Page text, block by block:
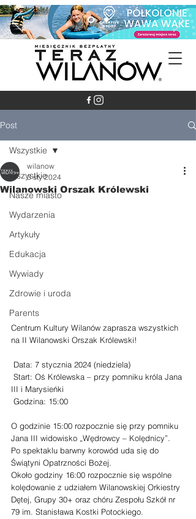
Post
Wszystkie
Nasze miasto
Wydarzenia
Artykuły
Edukacja
Wywiady
Zdrowie i uroda
Parents
Wszystkie
Wilanowski Orszak Królewski
wilanow
3 sty 2024
Centrum Kultury Wilanów zaprasza wszystkich
na II Wilanowski Orszak Królewski!
Data: 7 stycznia 2024 (niedziela)
III i Marysieńki
Godzina: 15:00
O godzinie 15:00 rozpocznie się przy pomniku
Jana III widowisko „Wędrowcy – Kolędnicy”.
Po spektaklu barwny korowód uda się do
Świątyni Opatrzności Bożej.
Około godziny 16:00 rozpocznie się wspólne
kolędowanie z udziałem Wilanowskiej Orkiestry
Dętej, Grupy 30+ oraz chóru Zespołu Szkół nr
79 im. Stanisława Kostki Potockiego.